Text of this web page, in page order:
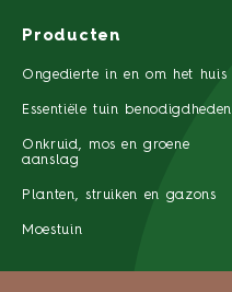
Producten
Ongedierte in en om het huis
Essentiële tuin benodigdheden
Onkruid, mos en groene
aanslag
Planten, struiken en gazons
Moestuin